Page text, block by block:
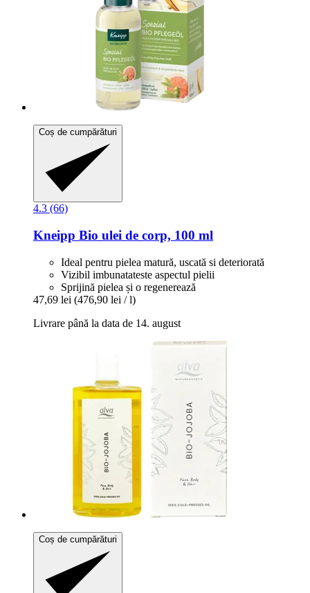
Coș de cumpărături
4.3 (66)
Kneipp Bio ulei de corp, 100 ml
Ideal pentru pielea matură, uscată si deteriorată
Vizibil imbunatateste aspectul pielii
Sprijină pielea și o regenerează
47,69 lei (476,90 lei / l)
Livrare până la data de 14. august
Coș de cumpărături